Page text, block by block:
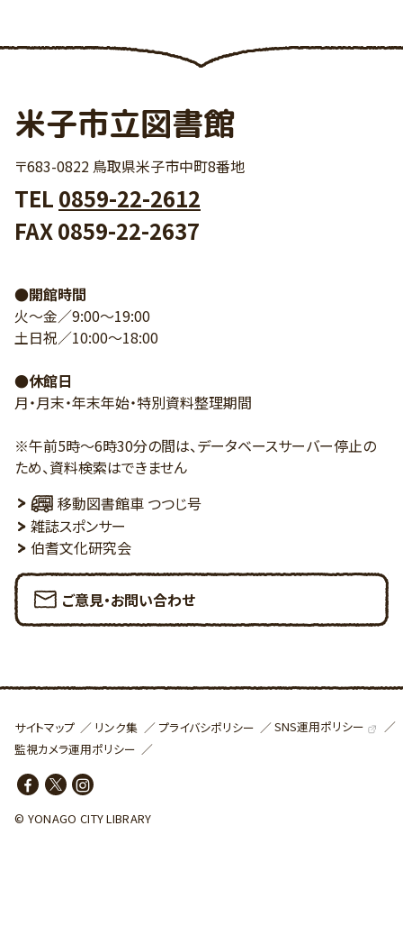
米子市立図書館
〒683-0822 鳥取県米子市中町8番地
TEL 0859-22-2612
FAX 0859-22-2637
●開館時間
火～金／9:00～19:00
土日祝／10:00～18:00
●休館日
月・月末・年末年始・特別資料整理期間
※午前5時～6時30分の間は、データベースサーバー停止の
ため、資料検索はできません
移動図書館車 つつじ号
雑誌スポンサー
伯耆文化研究会
ご意見・お問い合わせ
サイトマップ リンク集 プライバシポリシー
SNS運用ポリシー
監視カメラ運用ポリシー
© YONAGO CITY LIBRARY